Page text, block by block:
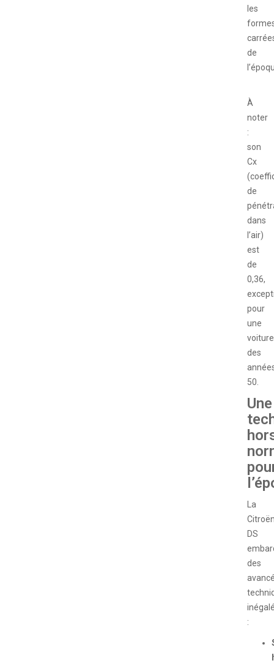
les
de
À
noter
:
son
Cx
de
dans
l’air)
est
de
0,36,
pour
une
voiture
des
50.
Une
La
DS
des
: